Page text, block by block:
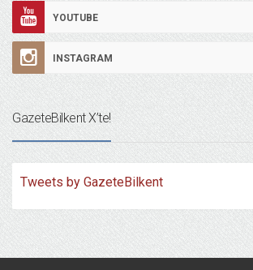
YOUTUBE
INSTAGRAM
GazeteBilkent X’te!
Tweets by GazeteBilkent